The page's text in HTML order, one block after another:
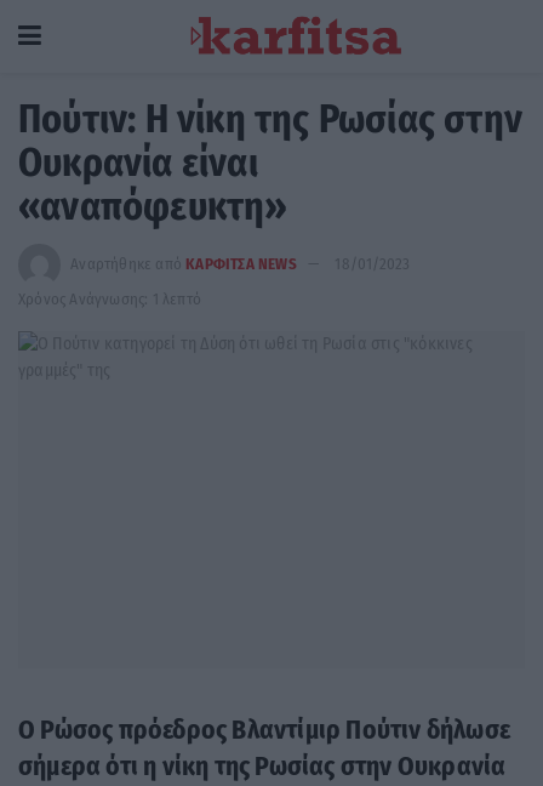
Πούτιν: Η νίκη της Ρωσίας στην
Ουκρανία είναι
«αναπόφευκτη»
Αναρτήθηκε από ΚΑΡΦΙΤΣΑ NEWS
18/01/2023
Χρόνος Ανάγνωσης: 1 λεπτό
Ο Ρώσος πρόεδρος Βλαντίμιρ Πούτιν δήλωσε
σήμερα ότι η νίκη της Ρωσίας στην Ουκρανία